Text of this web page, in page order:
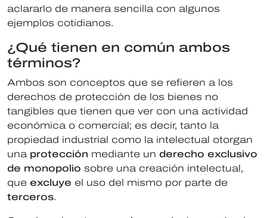
aclararlo de manera sencilla con algunos
ejemplos cotidianos.
¿Qué tienen en común ambos
términos?
Ambos son conceptos que se refieren a los
derechos de protección de los bienes no
tangibles que tienen que ver con una actividad
económica o comercial; es decir, tanto la
propiedad industrial como la intelectual otorgan
una protección mediante un derecho exclusivo
de monopolio sobre una creación intelectual,
que excluye el uso del mismo por parte de
terceros.